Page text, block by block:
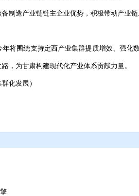
制造产业链链主企业优势，积极带动产业
将围绕支持定西产业集群提质增效、强化
，为甘肃构建现代化产业体系贡献力量。
化发展）